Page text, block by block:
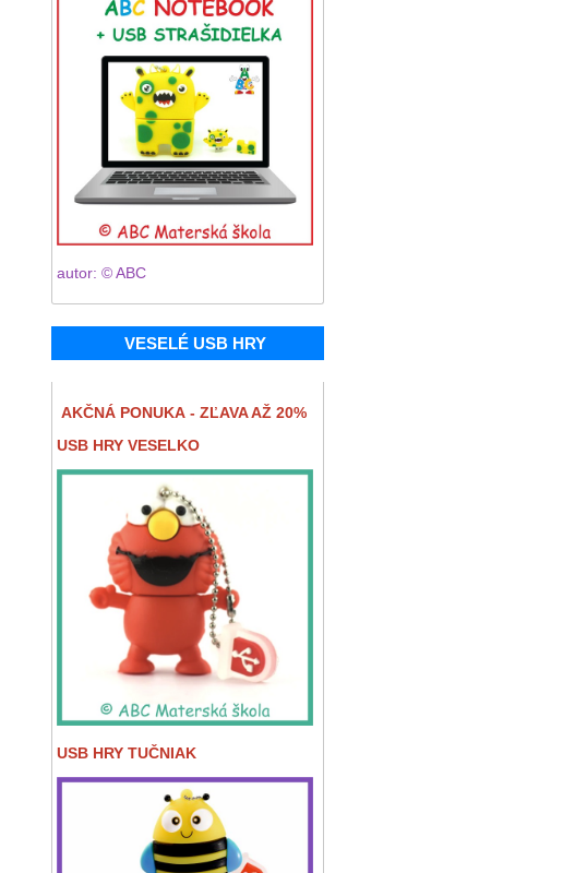
autor: © ABC
VESELÉ USB HRY
AKČNÁ PONUKA - ZĽAVA AŽ 20%
USB HRY VESELKO
USB HRY TUČNIAK